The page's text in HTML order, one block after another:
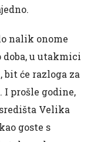
nalik onome
doba, u utakmici
će razloga za
prošle godine,
Velika
goste s